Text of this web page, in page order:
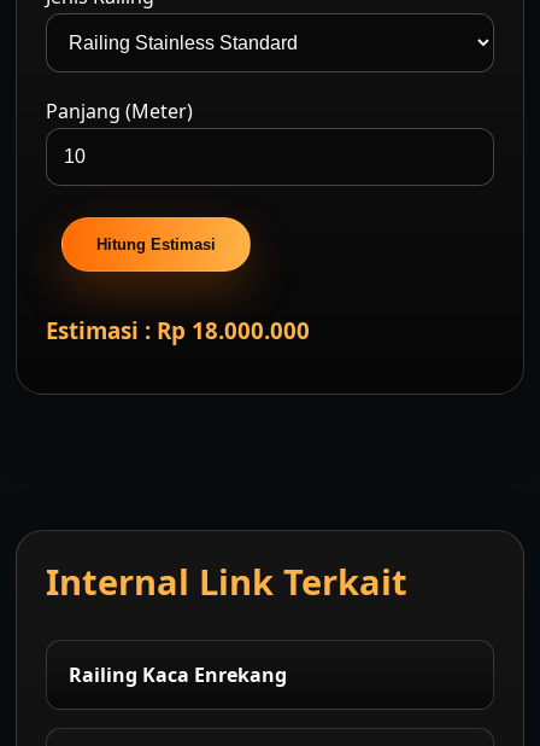
Panjang (Meter)
Hitung Estimasi
Estimasi : Rp 18.000.000
Internal Link Terkait
Railing Kaca Enrekang